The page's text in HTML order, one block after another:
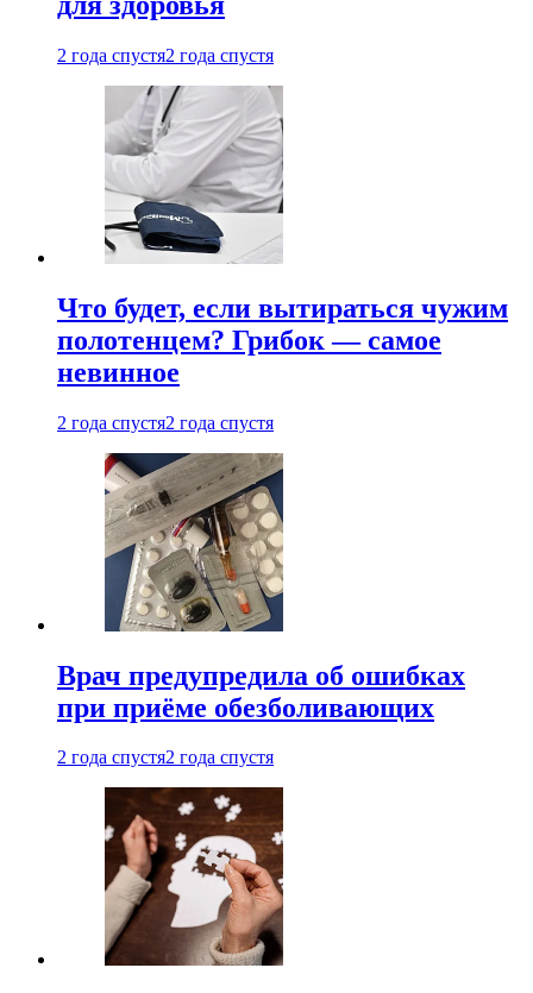
2 года спустя2 года спустя
Что будет, если вытираться чужим
полотенцем? Грибок — самое
невинное
2 года спустя2 года спустя
Врач предупредила об ошибках
при приëме обезболивающих
2 года спустя2 года спустя